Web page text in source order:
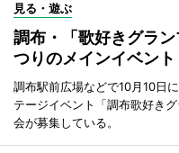
見る・遊ぶ
調布・「歌好きグラ
つりのメインイベント
調布駅前広場などで10月10日
テージイベント「調布歌好き
会が募集している。